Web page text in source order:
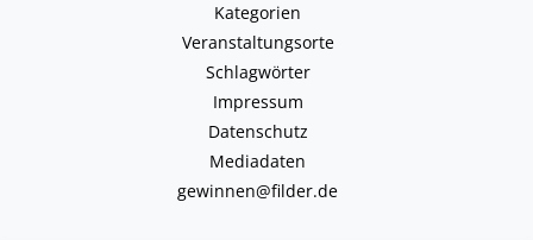
Kategorien
Veranstaltungsorte
Schlagwörter
Impressum
Datenschutz
Mediadaten
gewinnen@filder.de